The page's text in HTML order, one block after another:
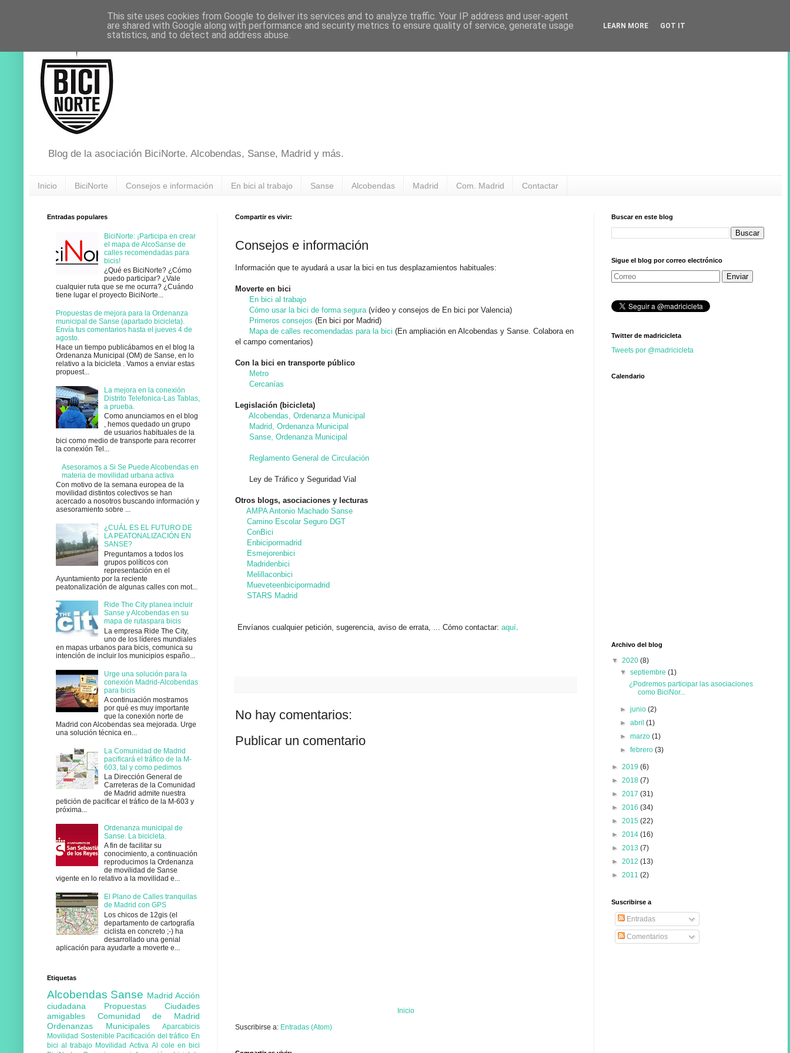
Blog de la asociación BiciNorte. Alcobendas, Sanse, Madrid y más.
Inicio BiciNorte Consejos e información En bici al trabajo Sanse Alcobendas Madrid Com. Madrid Contactar
Compartir es vivir:
Consejos e información
Información que te ayudará a usar la bici en tus desplazamientos habituales:
Moverte en bici
En bici al trabajo
Cómo usar la bici de forma segura(vídeo y consejos de En bici por Valencia)
Primeros consejos (En bici por Madrid)
Mapa de calles recomendadas para la bici (En ampliación en Alcobendas y Sanse. Colabora en
el campo comentarios)
Con la bici en transporte público
Metro
Cercanías
Legislación (bicicleta)
Alcobendas, Ordenanza Municipal
Madrid, Ordenanza Municipal
Sanse, Ordenanza Municipal
Reglamento General de Circulación
Ley de Tráfico y Seguridad Vial
Otros blogs, asociaciones y lecturas
AMPA Antonio Machado Sanse
Camino Escolar Seguro DGT
ConBici
Enbicipormadrid
Esmejorenbici
Madridenbici
Melillaconbici
Mueveteenbicipormadrid
STARS Madrid
Envíanos cualquier petición, sugerencia, aviso de errata, ... Cómo contactar: aquí.
No hay comentarios:
Publicar un comentario
Inicio
Suscribirse a: Entradas (Atom)
Entradas populares
BiciNorte: ¡Participa en crear
el mapa de AlcoSanse de
calles recomendadas para
bicis!
¿Qué es BiciNorte? ¿Cómo
puedo participar? ¿Vale
cualquier ruta que se me ocurra? ¿Cuándo
tiene lugar el proyecto BiciNorte...
Propuestas de mejora para la Ordenanza
municipal de Sanse (apartado bicicleta).
Envía tus comentarios hasta el jueves 4 de
agosto.
Hace un tiempo publicábamos en el blog la
Ordenanza Municipal (OM) de Sanse, en lo
relativo a la bicicleta . Vamos a enviar estas
propuest...
La mejora en la conexión
Distrito Telefonica-Las Tablas,
a prueba.
Como anunciamos en el blog
, hemos quedado un grupo
de usuarios habituales de la
bici como medio de transporte para recorrer
la conexión Tel...
Asesoramos a Si Se Puede Alcobendas en
materia de movilidad urbana activa
Con motivo de la semana europea de la
movilidad distintos colectivos se han
acercado a nosotros buscando información y
asesoramiento sobre ...
¿CUÁL ES EL FUTURO DE
LA PEATONALIZACIÓN EN
SANSE?
Preguntamos a todos los
grupos políticos con
representación en el
Ayuntamiento por la reciente
peatonalización de algunas calles con mot...
Ride The City planea incluir
Sanse y Alcobendas en su
mapa de rutaspara bicis
La empresa Ride The City,
uno de los líderes mundiales
en mapas urbanos para bicis, comunica su
intención de incluir los municipios españo...
Urge una solución para la
conexión Madrid-Alcobendas
para bicis
A continuación mostramos
por qué es muy importante
que la conexión norte de
Madrid con Alcobendas sea mejorada. Urge
una solución técnica en...
La Comunidad de Madrid
pacificará el tráfico de la M-
603, tal y como pedimos
La Dirección General de
Carreteras de la Comunidad
de Madrid admite nuestra
petición de pacificar el tráfico de la M-603 y
próxima...
Ordenanza municipal de
Sanse. La bicicleta.
A fin de facilitar su
conocimiento, a continuación
reproducimos la Ordenanza
de movilidad de Sanse
vigente en lo relativo a la movilidad e...
El Plano de Calles tranquilas
de Madrid con GPS
Los chicos de 12gis (el
departamento de cartografía
ciclista en concreto ;-) ha
desarrollado una genial
aplicación para ayudarte a moverte e...
Etiquetas
Alcobendas Sanse Madrid Acción
ciudadana
Propuestas
Ciudades
amigables
Comunidad de Madrid
Ordenanzas Municipales
Aparcabicis
Movilidad Sostenible Pacificación del tráfico En
bici al trabajo Movilidad Activa Al cole en bici
Buscar en este blog
Sigue el blog por correo electrónico
Twitter de madricicleta
Tweets por @madricicleta
Calendario
Archivo del blog
▼ 2020 (8)
▼septiembre(1)
¿Podremos participar las asociaciones
como BiciNor...
►junio(2)
►abril(1)
►marzo(1)
►febrero(3)
► 2019 (6)
► 2018 (7)
► 2017 (31)
► 2016 (34)
► 2015 (22)
► 2014 (16)
► 2013 (7)
► 2012 (13)
► 2011 (2)
Suscribirse a
Entradas
Comentarios
This site uses cookies from Google to deliver its services and to analyze traffic. Your IP address and user-agent
are shared with Google along with performance and security metrics to ensure quality of service, generate usage
statistics, and to detect and address abuse.
LEARN MORE GOT IT